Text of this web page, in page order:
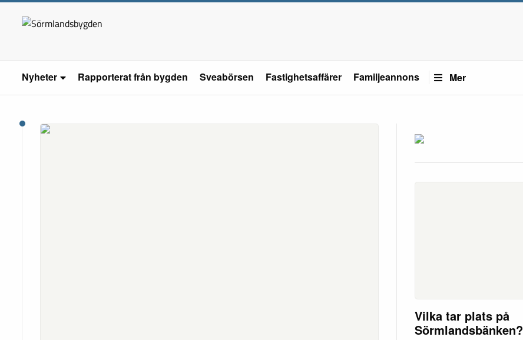
Nyheter Rapporterat från bygden Sveabörsen Fastighetsaffärer Familjeannons Mer
Vilka tar plats på
Sörmlandsbänken?